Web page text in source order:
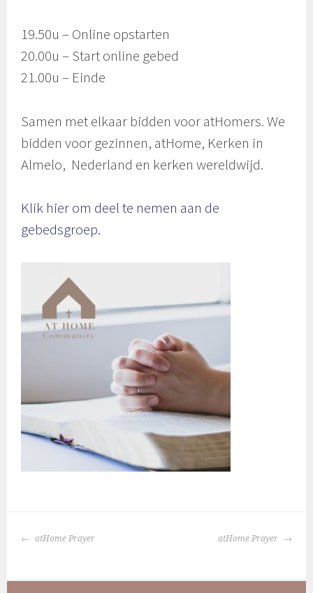
19.50u – Online opstarten
20.00u – Start online gebed
21.00u – Einde
Samen met elkaar bidden voor atHomers. We
bidden voor gezinnen, atHome, Kerken in
Almelo, Nederland en kerken wereldwijd.
Klik hier om deel te nemen aan de
gebedsgroep.
BERICHTNAVIGATIE
atHome Prayer atHome Prayer